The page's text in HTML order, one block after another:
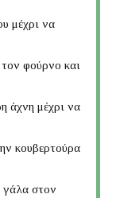
μέχρι να
φούρνο και
άχνη μέχρι να
κουβερτούρα
γάλα στον